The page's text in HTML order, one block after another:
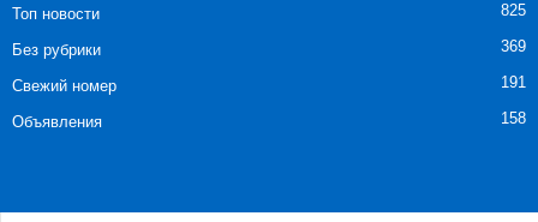
Топ новости 825
Без рубрики 369
Свежий номер 191
Объявления 158